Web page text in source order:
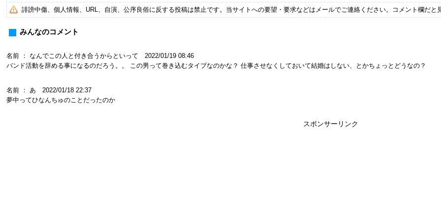
誹謗中傷、個人情報、URL、自演、公序良俗に反する投稿は禁止です。当サイトへの要望・要求などはメールでご連絡ください。コメント欄だと
みんなのコメント
名前 ： なんでこの人と付き合うからといって 2022/01/19 08:46
バンド活動を辞める事になるのだろう。。 この男って巻き込むタイプなのかな？ 仕事させなくしておいて結婚はしない、とかちょっとどうなの？
名前 ： あ 2022/01/18 22:37
夢中ってひなんちゅのことだったのか
スポンサーリンク